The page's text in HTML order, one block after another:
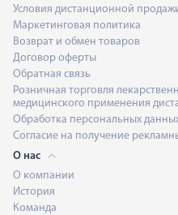
Условия дистанционной
Маркетинговая политика
Возврат и обмен товаров
Договор оферты
Обратная связь
Розничная торговля
медицинского применения
Обработка персональных
Согласие на получение
О нас
О компании
История
Команда